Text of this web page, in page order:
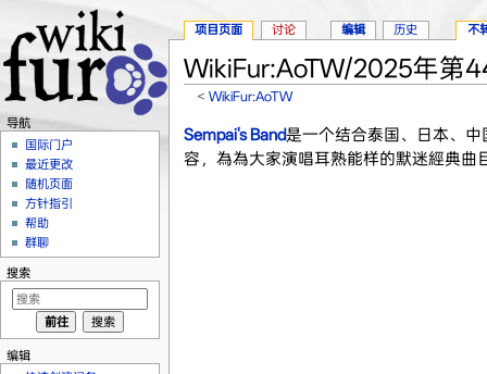
WikiFur:AoTW/2025年第
<WikiFur:AoTW
Sempai's Band是一个结合泰国、日本、
容，為為大家演唱耳熟能样的默迷經典曲
项目页面 讨论 编辑 历史 不
导航
国际门户
最近更改
随机页面
方针指引
帮助
群聊
搜索
编辑